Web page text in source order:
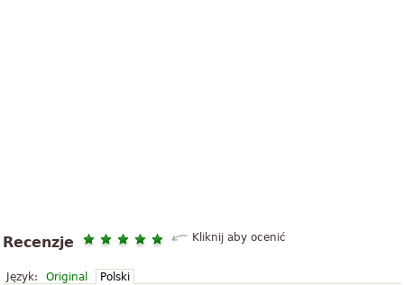
Recenzje Kliknij aby ocenić
Język: Original Polski